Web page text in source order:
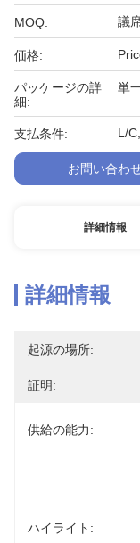
MOQ: 議
価格:
パッケージの詳
細:
単
支払条件: L/
お問い合わ
詳細情報
詳細情報
起源の場所:
証明:
供給の能力:
ハイライト: